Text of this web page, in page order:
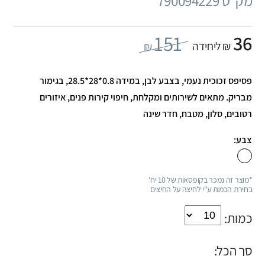
36₪ ליחידה 151
₪
פסיפס זכוכית נעמי, בצבע לבן, במידה 0.8*28*28.5, בגימור
מבריק. מתאים לשירותים ומקלחת, חיפוי קירות פנים, איזורים
רטובים, סלון, מטבח, חדר שינה
צבע:
*מוצר זה נמכר בקופסאות של 10 יח'
בחירת הכמות ע"י לחיצה על החיצים
כמות:
סך הכל: